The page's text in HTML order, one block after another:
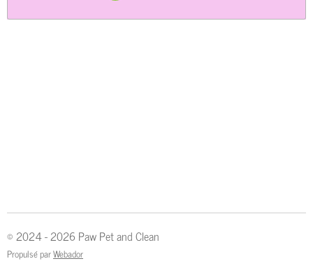
© 2024 - 2026 Paw Pet and Clean
Propulsé parWebador